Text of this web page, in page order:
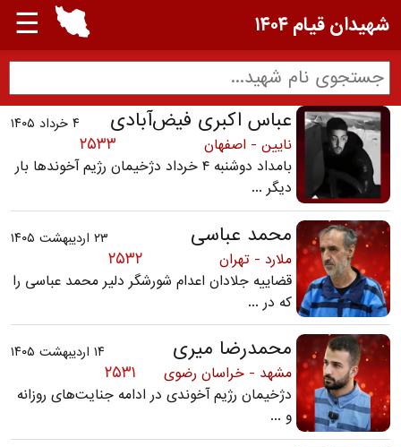
☰ شهیدان قیام ۱۴۰۴
۴ خرداد ۱۴۰۵ عباس اکبری فیض‌آبادی
۲۵۳۳
نایین - اصفهان
بامداد دوشنبه ۴ خرداد دژخیمان رژیم آخوندها بار
دیگر ...
۲۳ اردیبهشت ۱۴۰۵ محمد عباسی
۲۵۳۲
ملارد - تهران
قضاییه جلادان اعدام شورشگر دلیر محمد عباسی را
که در ...
۱۴ اردیبهشت ۱۴۰۵ محمدرضا میری
۲۵۳۱
مشهد - خراسان رضوی
دژخیمان رژیم آخوندی در ادامه جنایت‌های روزانه
و ...